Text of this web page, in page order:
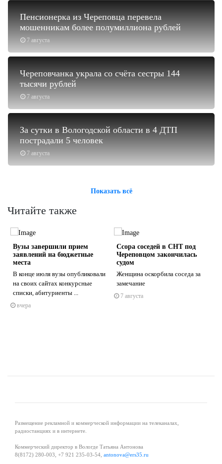
7 августа
Пенсионерка из Череповца перевела
мошенникам более полумиллиона рублей
7 августа
Череповчанка украла со счёта сестры 144
тысячи рублей
7 августа
За сутки в Вологодской области в 4 ДТП
пострадали 5 человек
Показать всё
Читайте также
Вузы завершили прием
заявлений на бюджетные
места
В конце июля вузы опубликовали
на своих сайтах конкурсные
списки, абитуриенты ...
вчера
Ссора соседей в СНТ под
Череповцом закончилась
судом
Женщина оскорбила соседа за
замечание
7 августа
Размещение рекламной и коммерческой информации на телеканалах,
радиостанциях и в интернете.
Коммерческий директор в Вологде Татьяна Антонова
8(8172) 280-003, +7 921 235-03-54, antonova@ers35.ru